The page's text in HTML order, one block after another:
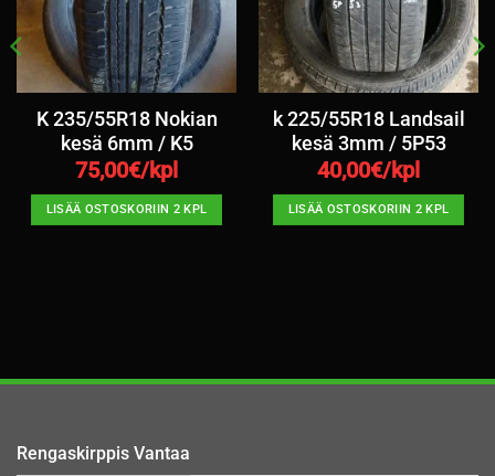
K 235/55R18 Nokian
kesä 6mm / K5
75,00€/kpl
LISÄÄ OSTOSKORIIN 2 KPL
k 225/55R18 Landsail
kesä 3mm / 5P53
40,00€/kpl
LISÄÄ OSTOSKORIIN 2 KPL
Rengaskirppis Vantaa